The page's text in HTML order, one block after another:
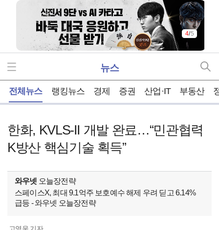
4/5
뉴스
전체뉴스 랭킹뉴스 경제 증권 산업·IT 부동산
한화, KVLS-II 개발 완료…“민관협력
K방산 핵심기술 획득”
와우넷 오늘장전략
스페이스X, 최대 9.1억주 보호예수 해제 우려 딛고 6.14%
급등 - 와우넷 오늘장전략